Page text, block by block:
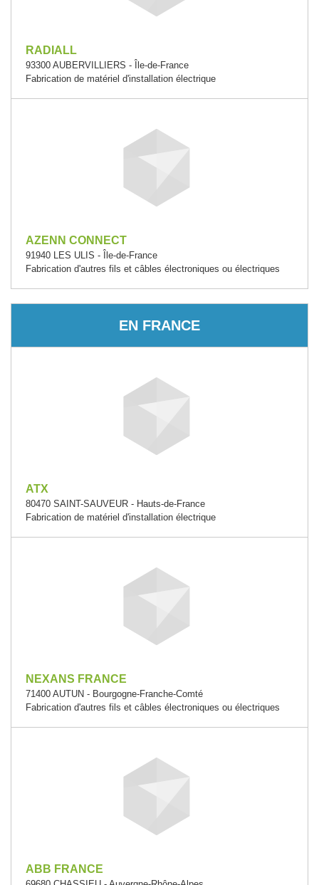
RADIALL
93300 AUBERVILLIERS - Île-de-France
Fabrication de matériel d'installation électrique
AZENN CONNECT
91940 LES ULIS - Île-de-France
Fabrication d'autres fils et câbles électroniques ou électriques
EN FRANCE
ATX
80470 SAINT-SAUVEUR - Hauts-de-France
Fabrication de matériel d'installation électrique
NEXANS FRANCE
71400 AUTUN - Bourgogne-Franche-Comté
Fabrication d'autres fils et câbles électroniques ou électriques
ABB FRANCE